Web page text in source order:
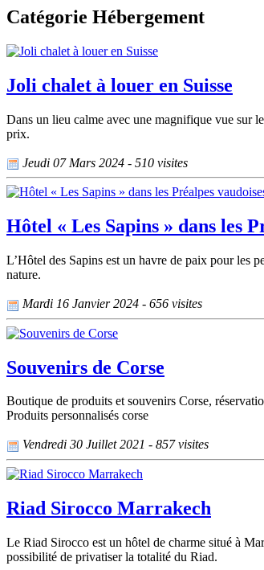
Catégorie Hébergement
Joli chalet à louer en Suisse
Dans un lieu calme avec une magnifique vue sur
prix.
Jeudi 07 Mars 2024 - 510 visites
Hôtel « Les Sapins » dans les
L’Hôtel des Sapins est un havre de paix pour les
nature.
Mardi 16 Janvier 2024 - 656 visites
Souvenirs de Corse
Boutique de produits et souvenirs Corse,
Produits personnalisés corse
Vendredi 30 Juillet 2021 - 857 visites
Riad Sirocco Marrakech
Le Riad Sirocco est un hôtel de charme situé à
possibilité de privatiser la totalité du Riad.